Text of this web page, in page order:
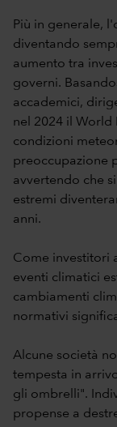
Più in generale,
diventando
aumento tra
governi.
accademici,
nel 2024 il World
condizioni
preoccupazione
avvertendo che
estremi
anni.
Come investitori
eventi climatici
cambiamenti
normativi
Alcune società
tempesta in
gli ombrelli".
propense a